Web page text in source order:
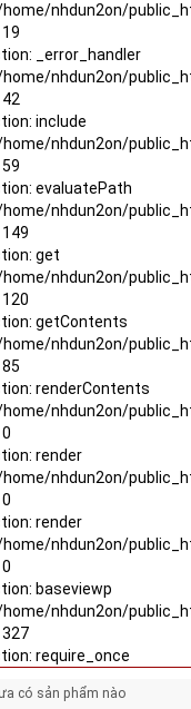
/home/nhdun2on/
19
_error_handler
/home/nhdun2on/
42
include
/home/nhdun2on/
59
evaluatePath
/home/nhdun2on/
149
get
/home/nhdun2on/
120
getContents
/home/nhdun2on/
85
renderContents
/home/nhdun2on/
render
/home/nhdun2on/
render
/home/nhdun2on/
baseviewp
/home/nhdun2on/
327
require_once
có sản phẩm nào